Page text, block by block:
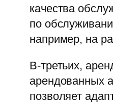
качества
по
например, на
В-третьих,
арендованных
позволяет